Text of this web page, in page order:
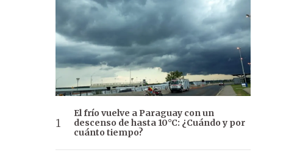
El frío vuelve a Paraguay con un
descenso de hasta 10°C: ¿Cuándo y por
cuánto tiempo?